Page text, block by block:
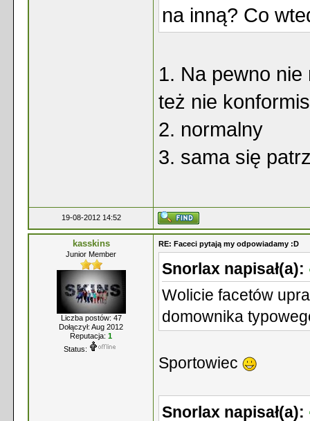
na inną? Co
1. Na pewno
też nie
2. normalny
3. sama się
19-08-2012 14:52
kasskins
Junior Member
Liczba postów: 47
Dołączył: Aug 2012
Reputacja: 1
Status:
RE: Faceci pytają my odpowiadamy :D
Snorlax napisał(a):
Wolicie facetów
domownika
Sportowiec
Snorlax napisał(a):